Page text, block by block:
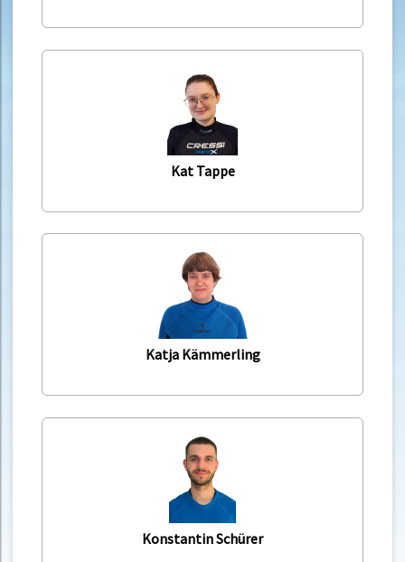
Kat Tappe
Katja Kämmerling
Konstantin Schürer